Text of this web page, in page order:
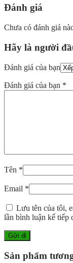
Đánh giá
Chưa có đánh giá
Hãy là người
Đánh giá của bạn
Đánh giá của bạn *
Tên *
Email *
Lưu tên của tôi,
lần bình luận kế tiếp
Sản phẩm